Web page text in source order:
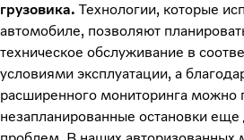
грузовика. Технологии, которые
автомобиле, позволяют
техническое обслуживание в
условиями эксплуатации, а
расширенного мониторинга можно
незапланированные остановки